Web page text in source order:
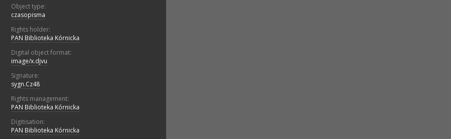
Object type:
czasopisma
Rights holder:
PAN Biblioteka Kórnicka
Digital object format:
image/x.djvu
Signature:
sygn.Cz48
Rights management:
PAN Biblioteka Kórnicka
Digitisation:
PAN Biblioteka Kórnicka